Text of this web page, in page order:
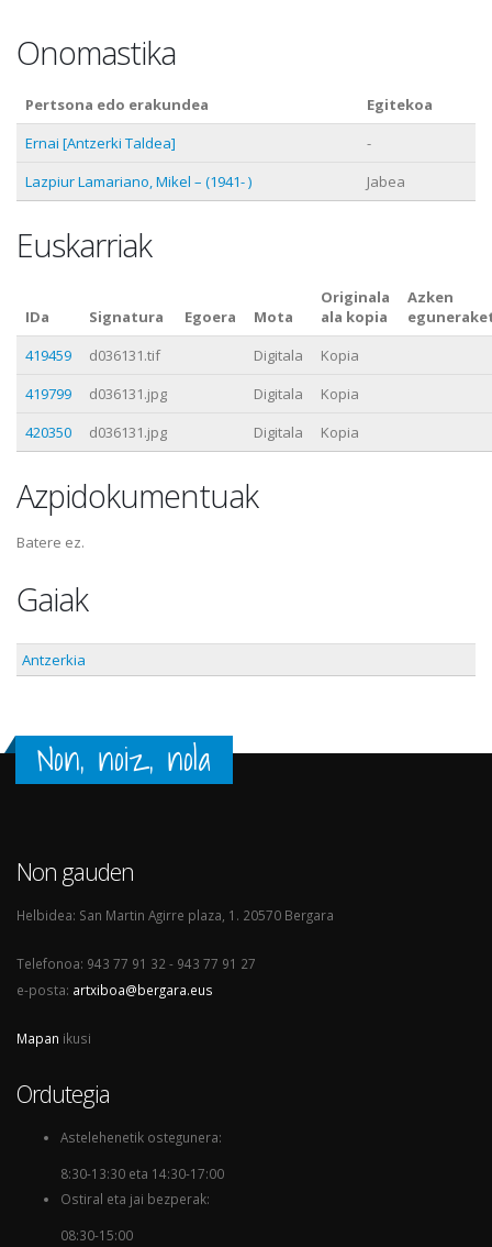
Onomastika
Pertsona edo erakundea
Egitekoa
Ernai [Antzerki Taldea]
-
Lazpiur Lamariano, Mikel – (1941- )
Jabea
Euskarriak
IDa Signatura Egoera Mota
Originala
ala kopia
Azken
419459
d036131.tif Digitala
Kopia
419799
d036131.jpg Digitala
Kopia
420350
d036131.jpg Digitala Kopia
Azpidokumentuak
Batere ez.
Gaiak
Antzerkia
Non, noiz, nola
Non gauden
Helbidea: San Martin Agirre plaza, 1. 20570 Bergara
Telefonoa: 943 77 91 32 - 943 77 91 27
e-posta: artxiboa@bergara.eus
Mapan ikusi
Ordutegia
Astelehenetik ostegunera:
8:30-13:30 eta 14:30-17:00
Ostiral eta jai bezperak:
08:30-15:00